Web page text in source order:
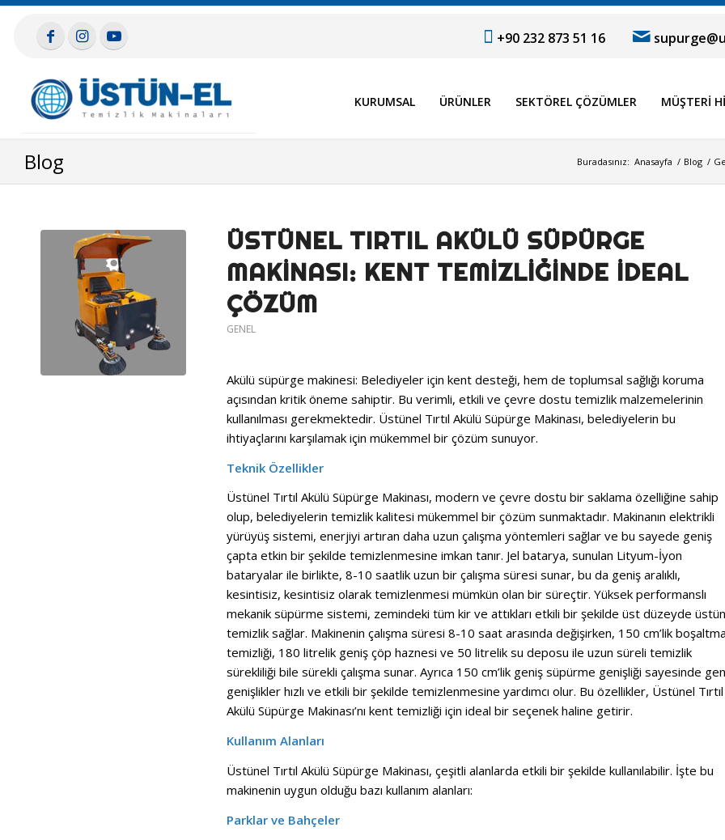
+90 232 873 51 16
KURUMSAL ÜRÜNLER SEKTÖREL ÇÖZÜMLER MÜŞTERI
Blog Buradasınız: Anasayfa / Blog /
ÜSTÜNEL TIRTIL AKÜLÜ SÜPÜRGE
MAKINASI: KENT TEMIZLIĞINDE İDEAL
ÇÖZÜM
GENEL
Akülü süpürge makinesi: Belediyeler için kent desteği, hem de toplumsal sağlığı koruma
açısından kritik öneme sahiptir. Bu verimli, etkili ve çevre dostu temizlik malzemelerinin
kullanılması gerekmektedir. Üstünel Tırtıl Akülü Süpürge Makinası, belediyelerin bu
ihtiyaçlarını karşılamak için mükemmel bir çözüm sunuyor.
Teknik Özellikler
Üstünel Tırtıl Akülü Süpürge Makinası, modern ve çevre dostu bir saklama özelliğine sahip
olup, belediyelerin temizlik kalitesi mükemmel bir çözüm sunmaktadır. Makinanın elektrikli
yürüyüş sistemi, enerjiyi artıran daha uzun çalışma yöntemleri sağlar ve bu sayede geniş
çapta etkin bir şekilde temizlenmesine imkan tanır. Jel batarya, sunulan Lityum-İyon
bataryalar ile birlikte, 8-10 saatlik uzun bir çalışma süresi sunar, bu da geniş aralıklı,
kesintisiz, kesintisiz olarak temizlenmesi mümkün olan bir süreçtir. Yüksek performanslı
mekanik süpürme sistemi, zemindeki tüm kir ve attıkları etkili bir şekilde üst düzeyde üstün
temizlik sağlar. Makinenin çalışma süresi 8-10 saat arasında değişirken, 150 cm’lik
temizliği, 180 litrelik geniş çöp haznesi ve 50 litrelik su deposu ile uzun süreli temizlik
sürekliliği bile sürekli çalışma sunar. Ayrıca 150 cm’lik geniş süpürme genişliği sayesinde
genişlikler hızlı ve etkili bir şekilde temizlenmesine yardımcı olur. Bu özellikler, Üstünel Tırtıl
Akülü Süpürge Makinası’nı kent temizliği için ideal bir seçenek haline getirir.
Kullanım Alanları
Üstünel Tırtıl Akülü Süpürge Makinası, çeşitli alanlarda etkili bir şekilde kullanılabilir. İşte bu
makinenin uygun olduğu bazı kullanım alanları:
Parklar ve Bahçeler